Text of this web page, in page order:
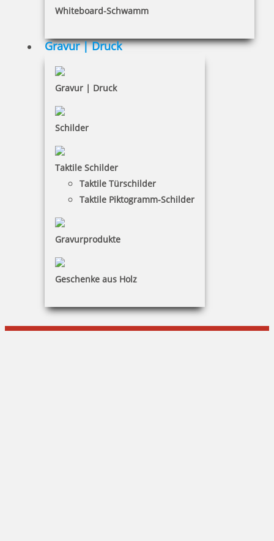
Whiteboard-Schwamm
Gravur | Druck
Gravur | Druck
Schilder
Taktile Schilder
Taktile Türschilder
Taktile Piktogramm-Schilder
Gravurprodukte
Geschenke aus Holz
Widerruf
Barrierefreiheit
Vertrag widerrufen
Mein Konto
KONTAKT
DILDEY Büromaschinen - Bürobedarf
Frank Dildey
09355 / 1506